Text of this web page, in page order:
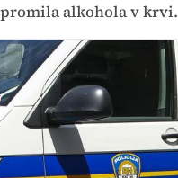
alkohola v krvi.